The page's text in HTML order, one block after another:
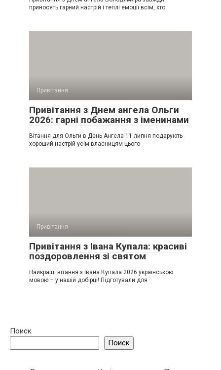
приносять гарний настрій і теплі емоції всім, хто
Привітання
Привітання з Днем ангела Ольги
2026: гарні побажання з іменинами
Вітання для Ольги в День Ангела 11 липня подарують
хороший настрій усім власницям цього
Привітання
Привітання з Івана Купала: красиві
поздоровлення зі святом
Найкращі вітання з Івана Купала 2026 українською
мовою – у нашій добірці! Підготували для
Поиск
Поиск